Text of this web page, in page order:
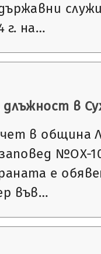
г. на…
в
в община
№ОХ-
е
във…